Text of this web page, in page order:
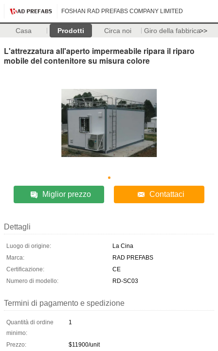
FOSHAN RAD PREFABS COMPANY LIMITED
Casa Prodotti Circa noi Giro della fabbrica>>
L'attrezzatura all'aperto impermeabile ripara il riparo
mobile del contenitore su misura colore
Miglior prezzo Contattaci
Dettagli
Luogo di origine:
La Cina
Marca:
RAD PREFABS
Certificazione:
CE
Numero di modello:
RD-SC03
Termini di pagamento e spedizione
Quantità di ordine
minimo:
1
Prezzo:
$11900/unit